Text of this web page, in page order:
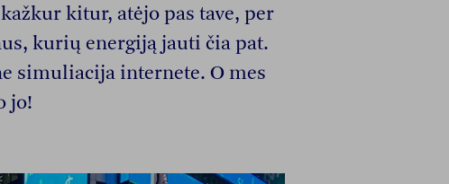
kitur, atėjo pas tave, per
kurių energiją jauti čia pat.
simuliacija internete. O mes
jo!